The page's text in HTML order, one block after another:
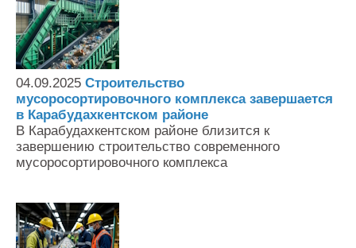
04.09.2025 Строительство
мусоросортировочного комплекса завершается
в Карабудахкентском районе
В Карабудахкентском районе близится к
завершению строительство современного
мусоросортировочного комплекса